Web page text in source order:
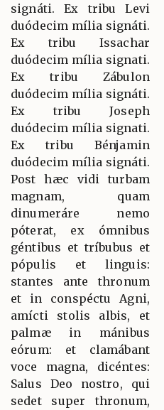
signáti. Ex tribu Levi
duódecim mília signáti.
Ex tribu Issachar
duódecim mília signati.
Ex tribu Zábulon
duódecim mília signáti.
Ex tribu Joseph
duódecim mília signati.
Ex tribu Bénjamin
duódecim mília signáti.
Post hæc vidi turbam
magnam, quam
dinumeráre nemo
póterat, ex ómnibus
géntibus et tríbubus et
pópulis et linguis:
stantes ante thronum
et in conspéctu Agni,
amícti stolis albis, et
palmæ in mánibus
eórum: et clamábant
voce magna, dicéntes:
Salus Deo nostro, qui
sedet super thronum,